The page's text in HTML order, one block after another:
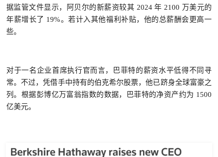
据监管文件显示，阿贝尔的新薪资较其 2024 年 2100 万美元的
年薪增长了 19%。若计入其他福利补贴，他的总薪酬会更高一
些。
对于一名企业首席执行官而言，巴菲特的薪资水平低得不同寻
常。不过，凭借手中持有的伯克希尔股票，他已跻身全球富豪之
列。根据彭博亿万富翁指数的数据，巴菲特的净资产约为 1500
亿美元。